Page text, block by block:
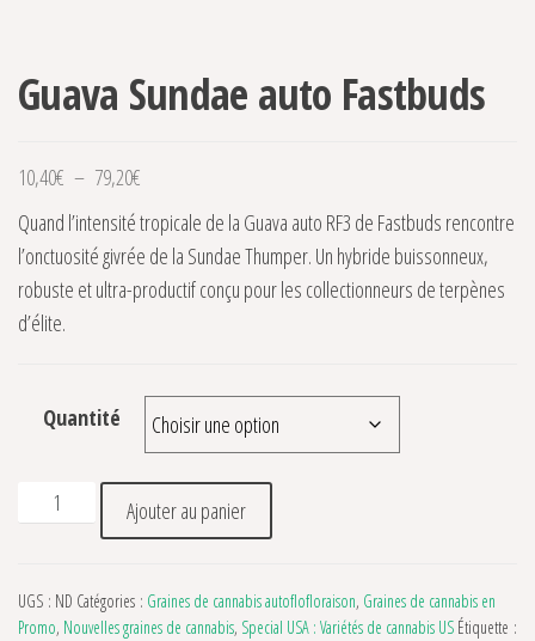
Guava Sundae auto Fastbuds
10,40€ – 79,20€
Quand l’intensité tropicale de la Guava auto RF3 de Fastbuds rencontre
l’onctuosité givrée de la Sundae Thumper. Un hybride buissonneux,
robuste et ultra-productif conçu pour les collectionneurs de terpènes
d’élite.
Quantité
quantité de Guava Sundae auto Fastbuds
Ajouter au panier
UGS : ND Catégories : Graines de cannabis autoflofloraison, Graines de cannabis en
Promo, Nouvelles graines de cannabis, Special USA : Variétés de cannabis US Étiquette :